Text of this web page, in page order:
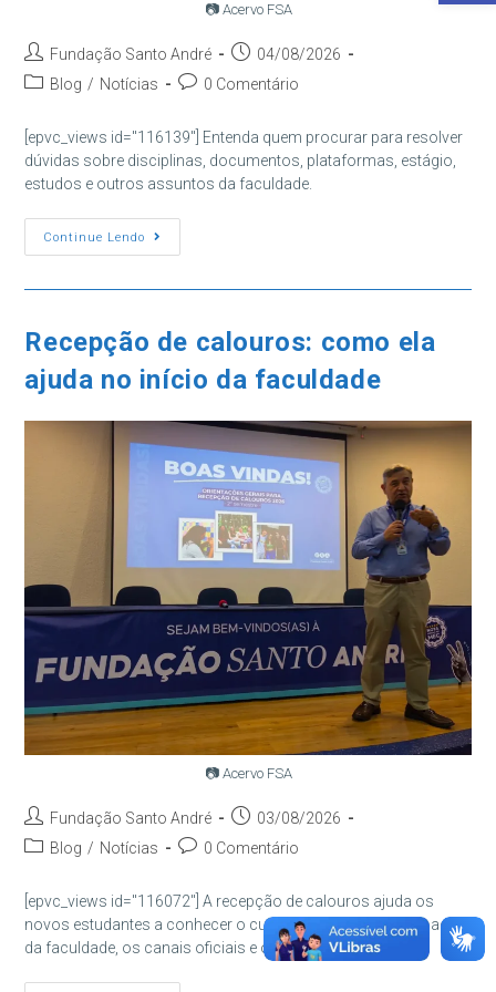
📷 Acervo FSA
Autor
do
Fundação Santo André
Post
publicado:
04/08/2026
Categoria
post:
Blog / Notícias
Comentários
post:
0 Comentário
[epvc_views id="116139"] Entenda quem procurar para resolver
dúvidas sobre disciplinas, documentos, plataformas, estágio,
estudos e outros assuntos da faculdade.
Continue Lendo
Dúvidas
Na
Cada
Situação?
Recepção de calouros: como ela
ajuda no início da faculdade
📷 Acervo FSA
Autor
do
Fundação Santo André
Post
publicado:
03/08/2026
Categoria
post:
Blog / Notícias
Comentários
post:
0 Comentário
[epvc_views id="116072"] A recepção de calouros ajuda os
novos estudantes a conhecer o curso, os colegas, os espaços
da faculdade, os canais oficiais e os serviços de apoio.